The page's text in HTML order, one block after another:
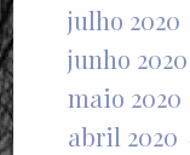
julho 2020
junho 2020
maio 2020
abril 2020